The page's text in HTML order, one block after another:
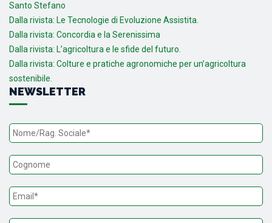
Santo Stefano
Dalla rivista: Le Tecnologie di Evoluzione Assistita.
Dalla rivista: Concordia e la Serenissima
Dalla rivista: L’agricoltura e le sfide del futuro.
Dalla rivista: Colture e pratiche agronomiche per un’agricoltura
sostenibile.
NEWSLETTER